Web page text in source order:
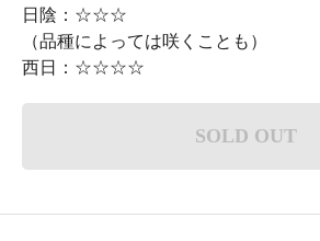
日陰：☆☆☆
（品種によっては咲くことも）
西日：☆☆☆☆
SOLD OUT